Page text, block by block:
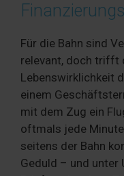
Für die Bahn sind
relevant, doch trifft
Lebenswirklichkeit
einem
mit dem Zug ein
oftmals jede
seitens der Bahn
Geduld – und